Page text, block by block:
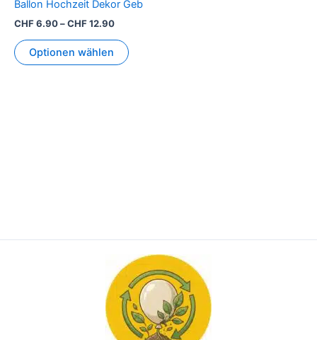
Ballon Hochzeit Dekor Geb
CHF6.90–CHF12.90
Optionen wählen
werden